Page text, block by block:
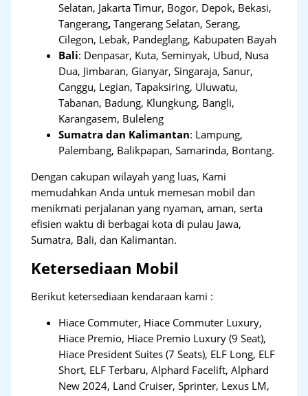
Selatan, Jakarta Timur, Bogor, Depok, Bekasi,
Tangerang,Tangerang Selatan, Serang,
Cilegon, Lebak, Pandeglang, Kabupaten Bayah
Bali: Denpasar, Kuta, Seminyak, Ubud, Nusa
Dua, Jimbaran, Gianyar, Singaraja, Sanur,
Canggu, Legian, Tapaksiring, Uluwatu,
Tabanan, Badung, Klungkung, Bangli,
Karangasem, Buleleng
Sumatra dan Kalimantan: Lampung,
Palembang, Balikpapan, Samarinda, Bontang.
Dengan cakupan wilayah yang luas, Kami
memudahkan Anda untuk memesan mobil dan
menikmati perjalanan yang nyaman, aman, serta
efisien waktu di berbagai kota di pulau Jawa,
Sumatra, Bali, dan Kalimantan.
Ketersediaan Mobil
Berikut ketersediaan kendaraan kami :
Hiace Commuter, Hiace Commuter Luxury,
Hiace Premio, Hiace Premio Luxury (9 Seat),
Hiace President Suites (7 Seats), ELF Long, ELF
Short, ELF Terbaru, Alphard Facelift, Alphard
New 2024, Land Cruiser, Sprinter, Lexus LM,